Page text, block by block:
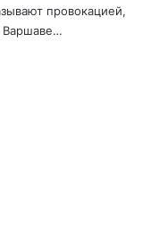
провокацией,
Варшаве…